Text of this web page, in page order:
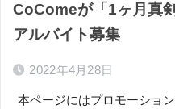
CoComeが「1ヶ月真
アルバイト募集
2022年4月28日
本ページにはプロモーショ